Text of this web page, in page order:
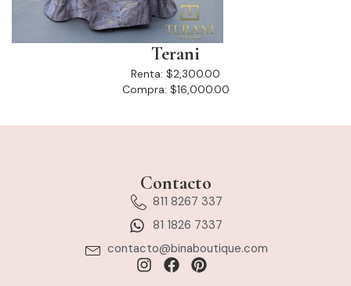
Terani
Renta: $2,300.00
Compra: $16,000.00
Contacto
811 8267 337
81 1826 7337
contacto@binaboutique.com